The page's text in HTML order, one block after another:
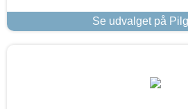
Se udvalget på